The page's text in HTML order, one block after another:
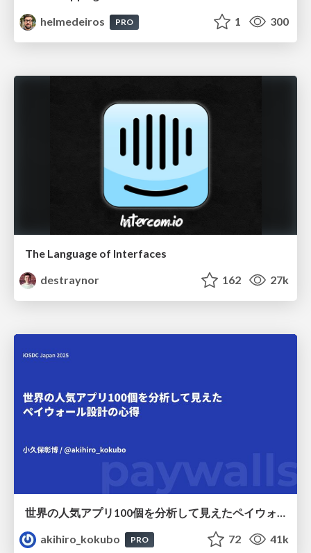
helmedeiros
PRO 1 300
The Language of Interfaces
destraynor
162 27k
世界の人気アプリ100個を分析して見えたペイウォール設計の心得
akihiro_kokubo
PRO 72 41k